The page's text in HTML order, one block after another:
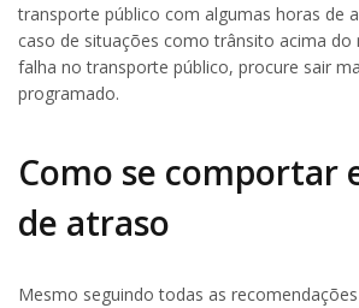
transporte público com algumas horas de
caso de situações como trânsito acima do
falha no transporte público, procure sair
programado.
Como se comportar
de atraso
Mesmo seguindo todas as